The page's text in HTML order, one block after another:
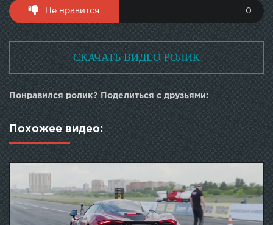
Не нравится 0
СКАЧАТЬ ВИДЕО РОЛИК
Понравился ролик? Поделиться с друзьями:
Похожее видео: